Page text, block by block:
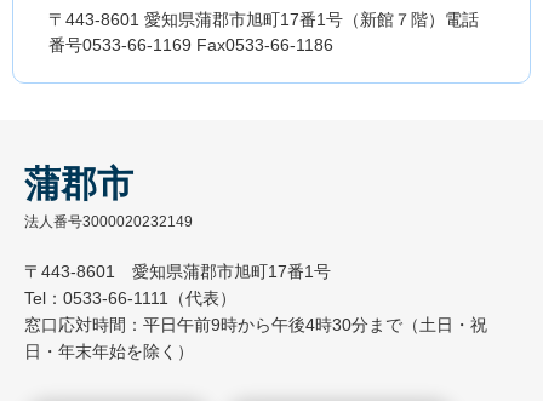
〒443-8601 愛知県蒲郡市旭町17番1号（新館７階）電話
番号0533-66-1169 Fax0533-66-1186
蒲郡市
法人番号3000020232149
〒443-8601 愛知県蒲郡市旭町17番1号
Tel：0533-66-1111（代表）
窓口応対時間：平日午前9時から午後4時30分まで（土日・祝
日・年末年始を除く）